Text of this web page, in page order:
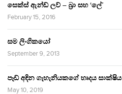
සෙක්ස් ඇන්ඩ් ලව් – බ්‍රා සහ ‘ලේ’
February 15, 2016
සම ලිංගිකයෝ
September 9, 2013
පෑඩ් අඳින ගැහැනියකගේ හෘදය සාක්ෂිය
May 10, 2019